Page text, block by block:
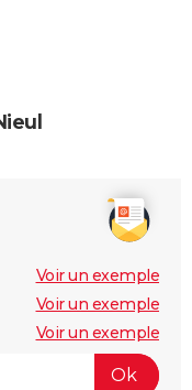
Voir un exemple
Voir un exemple
Voir un exemple